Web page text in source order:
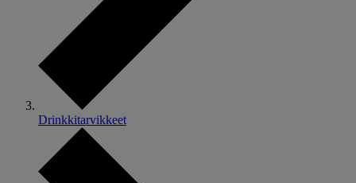
Drinkkitarvikkeet